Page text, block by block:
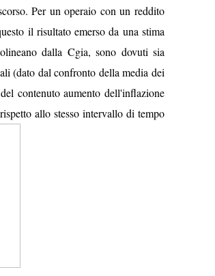
Per un operaio con un reddito
il risultato emerso da una stima
dalla Cgia, sono dovuti sia
(dato dal confronto della media dei
contenuto aumento dell'inflazione
allo stesso intervallo di tempo